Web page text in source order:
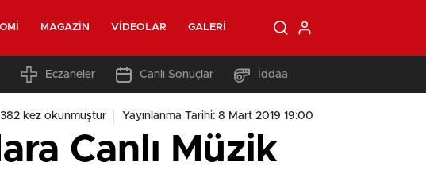
MAGAZIN VIDEOLAR GALERI
Eczaneler Canlı Sonuçlar İddaa
382 kez okunmuştur Yayınlanma Tarihi: 8 Mart 2019 19:00
Canlı Müzik